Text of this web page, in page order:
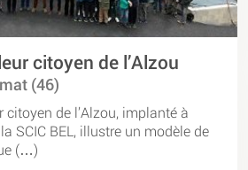
citoyen de l’Alzou
(46)
citoyen de l’Alzou, implanté à
SCIC BEL, illustre un modèle de
(…)